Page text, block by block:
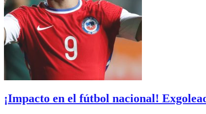
¡Impacto en el fútbol nacional!